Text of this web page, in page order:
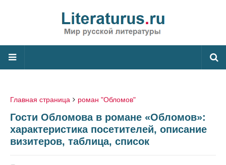
Главная страница роман "Обломов"
Гости Обломова в романе «Обломов»:
характеристика посетителей, описание
визитеров, таблица, список